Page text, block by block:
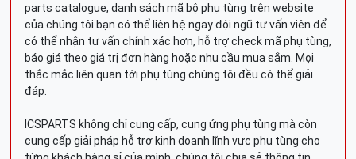
parts catalogue, danh sách mã bộ phụ tùng trên website
của chúng tôi bạn có thể liên hệ ngay đội ngũ tư vấn viên để
có thể nhận tư vấn chính xác hơn, hỗ trợ check mã phụ tùng,
báo giá theo giá trị đơn hàng hoặc nhu cầu mua sắm. Mọi
thắc mắc liên quan tới phụ tùng chúng tôi đều có thể giải
đáp.
ICSPARTS không chỉ cung cấp, cung ứng phụ tùng mà còn
cung cấp giải pháp hỗ trợ kinh doanh lĩnh vực phụ tùng cho